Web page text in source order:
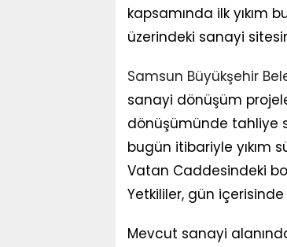
kapsamında ilk yıkım
üzerindeki sanayi
Samsun Büyükşehir
sanayi dönüşüm
dönüşümünde tahliye
bugün itibariyle yıkım
Vatan Caddesindeki
Yetkililer, gün içerisinde
Mevcut sanayi